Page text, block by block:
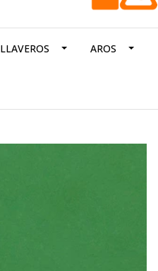
LLAVEROS AROS